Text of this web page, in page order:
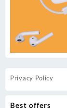
Privacy Policy
Best offers